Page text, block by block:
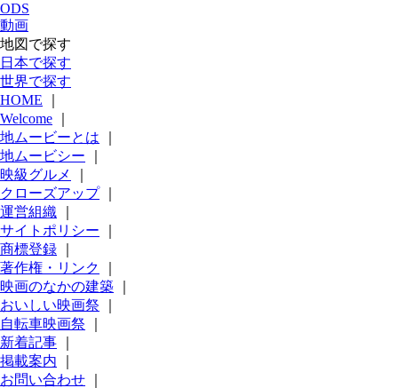
ODS
動画
地図で探す
日本で探す
世界で探す
HOME
Welcome
地ムービーとは
地ムービシー
映級グルメ
クローズアップ｜
運営組織
サイトポリシー
商標登録
著作権・リンク
映画のなかの建築
おいしい映画祭
自転車映画祭
新着記事
掲載案内
お問い合わせ